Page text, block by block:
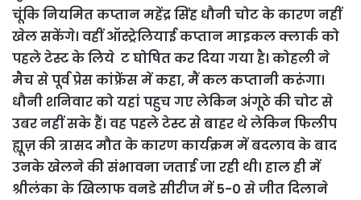
चूंकि नियमित कप्तान महेंद्र सिंह धौनी चोट के कारण नहीं
खेल सकेंगे। वहीं ऑस्ट्रेलियाई कप्तान माइकल क्लार्क को
पहले टेस्ट के लिये ट घोषित कर दिया गया है। कोहली ने
मैच से पूर्व प्रेस कांफ्रेंस में कहा, मैं कल कप्तानी करूंगा।
धौनी शनिवार को यहां पहुच गए लेकिन अंगूठे की चोट से
उबर नहीं सके हैं। वह पहले टेस्ट से बाहर थे लेकिन फिलीप
ह्यूज़ की त्रासद मौत के कारण कार्यक्रम में बदलाव के बाद
उनके खेलने की संभावना जताई जा रही थी। हाल ही में
श्रीलंका के खिलाफ वनडे सीरीज में 5-0 से जीत दिलाने